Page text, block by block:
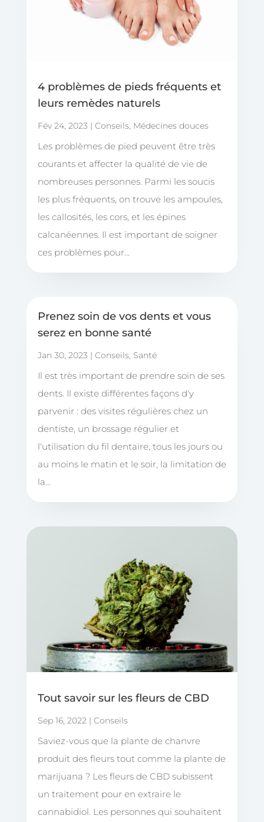
4 problèmes de pieds fréquents et
leurs remèdes naturels
Fév 24, 2023 | Conseils, Médecines douces
Les problèmes de pied peuvent être très
courants et affecter la qualité de vie de
nombreuses personnes. Parmi les soucis
les plus fréquents, on trouve les ampoules,
les callosités, les cors, et les épines
calcanéennes. Il est important de soigner
ces problèmes pour...
Prenez soin de vos dents et vous
serez en bonne santé
Jan 30, 2023 | Conseils, Santé
Il est très important de prendre soin de ses
dents. Il existe différentes façons d'y
parvenir : des visites régulières chez un
dentiste, un brossage régulier et
l'utilisation du fil dentaire, tous les jours ou
au moins le matin et le soir, la limitation de
la...
Tout savoir sur les fleurs de CBD
Sep 16, 2022| Conseils
Saviez-vous que la plante de chanvre
produit des fleurs tout comme la plante de
marijuana ? Les fleurs de CBD subissent
un traitement pour en extraire le
cannabidiol. Les personnes qui souhaitent